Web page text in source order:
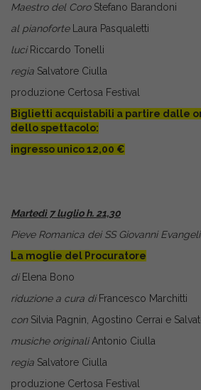
Maestro del Coro Stefano Barandoni
al pianoforte
Laura Pasqualetti
luciRiccardo Tonelli
regia Salvatore Ciulla
produzione Certosa Festival
Biglietti acquistabili a partire dalle
dello spettacolo:
ingresso unico 12,00 €
Martedì 7 luglio h. 21,30
Pieve Romanica dei SS Giovanni
La moglie del Procuratore
diElena Bono
riduzione a cura diFrancesco Marchitti
con Silvia Pagnin, Agostino Cerrai e
musiche originaliAntonio Ciulla
regia Salvatore Ciulla
produzione Certosa Festival